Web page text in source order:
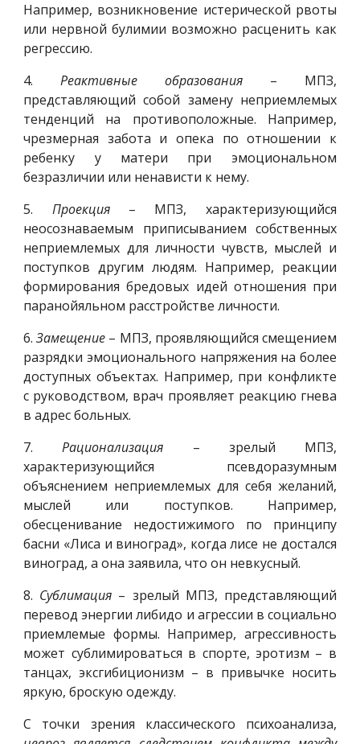
Например, возникновение истерической рвоты
или нервной булимии возможно расценить как
регрессию.
4.Реактивные образования – МПЗ,
представляющий собой замену неприемлемых
тенденций на противоположные. Например,
чрезмерная забота и опека по отношении к
ребенку у матери при эмоциональном
безразличии или ненависти к нему.
5. Проекция– МПЗ, характеризующийся
неосознаваемым приписыванием собственных
неприемлемых для личности чувств, мыслей и
поступков другим людям. Например, реакции
формирования бредовых идей отношения при
паранойяльном расстройстве личности.
6.Замещение – МПЗ, проявляющийся смещением
разрядки эмоционального напряжения на более
доступных объектах. Например, при конфликте
с руководством, врач проявляет реакцию гнева
в адрес больных.
7.Рационализация – зрелый МПЗ,
характеризующийся псевдоразумным
объяснением неприемлемых для себя желаний,
мыслей или поступков. Например,
обесценивание недостижимого по принципу
басни «Лиса и виноград», когда лисе не достался
виноград, а она заявила, что он невкусный.
8. Сублимация – зрелый МПЗ, представляющий
перевод энергии либидо и агрессии в социально
приемлемые формы. Например, агрессивность
может сублимироваться в спорте, эротизм – в
танцах, эксгибиционизм – в привычке носить
яркую, броскую одежду.
С точки зрения классического психоанализа,